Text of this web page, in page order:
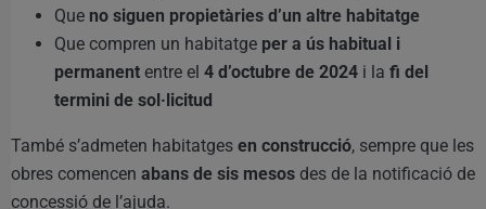
Que no siguen propietàries d’un altre habitatge
Que compren un habitatge per a ús habitual i
permanent entre el 4 d’octubre de 2024 i la fi del
termini de sol·licitud
També s’admeten habitatges en construcció, sempre que les
obres comencen abans de sis mesos des de la notificació de
concessió de l’ajuda.